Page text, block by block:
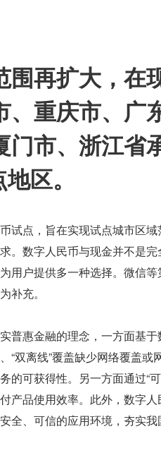
围再扩大，在
重庆市、广
门市、浙江省
区。
试点，旨在实现试点城市区
。数字人民币与现金并不是完
用户提供多一种选择。微信
补充。
普惠金融的理念，一方面基于
“双离线”覆盖缺少网络覆盖或
的可获得性。另一方面通过“
产品使用效率。此外，数字
、可信的应用环境，夯实我